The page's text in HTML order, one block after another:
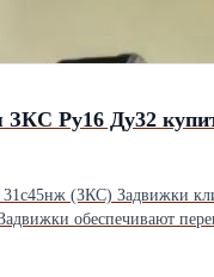
ЗКС Ру16 Ду32
запорного механизма на трубопроводах,
обеспечивают
4 Шток 2Cr13 5